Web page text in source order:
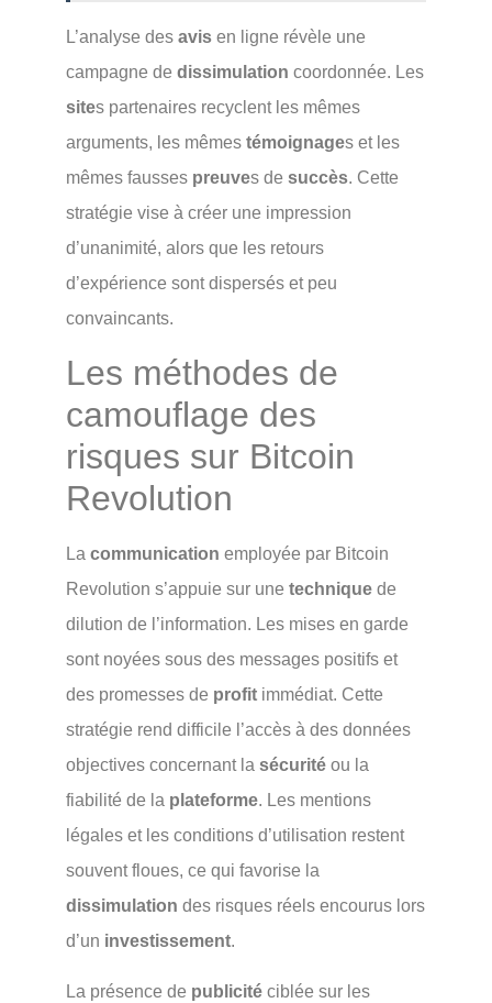
L’analyse des avis en ligne révèle une
campagne de dissimulation coordonnée. Les
sites partenaires recyclent les mêmes
arguments, les mêmes témoignages et les
mêmes fausses preuves de succès. Cette
stratégie vise à créer une impression
d’unanimité, alors que les retours
d’expérience sont dispersés et peu
convaincants.
Les méthodes de
camouflage des
risques sur Bitcoin
Revolution
La communication employée par Bitcoin
Revolution s’appuie sur une technique de
dilution de l’information. Les mises en garde
sont noyées sous des messages positifs et
des promesses de profit immédiat. Cette
stratégie rend difficile l’accès à des données
objectives concernant la sécurité ou la
fiabilité de la plateforme. Les mentions
légales et les conditions d’utilisation restent
souvent floues, ce qui favorise la
dissimulation des risques réels encourus lors
d’un investissement.
La présence de publicité ciblée sur les